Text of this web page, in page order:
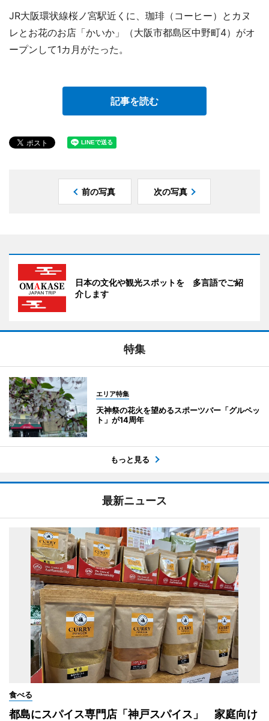
JR大阪環状線桜ノ宮駅近くに、珈琲（コーヒー）とカヌ
レとお花のお店「かいか」（大阪市都島区中野町4）がオ
ープンして1カ月がたった。
記事を読む
前の写真 次の写真
日本の文化や観光スポットを 多言語でご紹
介します
特集
エリア特集
天神祭の花火を望めるスポーツバー「グルペッ
ト」が14周年
もっと見る
最新ニュース
食べる
都島にスパイス専門店「神戸スパイス」 家庭向け